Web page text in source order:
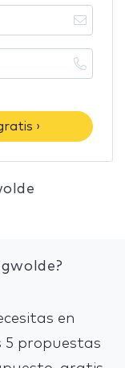
›
en
5 propuestas